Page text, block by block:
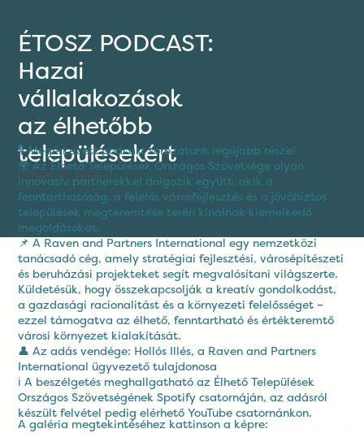
ÉTOSZ PODCAST:
Hazai
vállalakozások
az élhetőbb
településekért
October 30, 2025
🎙 Megérkezett podcast sorozatunk legújabb része!
🌍 Az Élhető Települések Országos Szövetsége olyan
innovatív partnerekkel dolgozik együtt, akik a
fenntarthatóság, a felelős városfejlesztés és a jövőbiztos
települések megteremtése terén kínálnak kiemelkedő
megoldásokat.
📌 A Raven and Partners International egy nemzetközi
tanácsadó cég, amely stratégiai fejlesztési, városépítészeti
és beruházási projekteket segít megvalósítani világszerte.
Küldetésük, hogy összekapcsolják a kreatív gondolkodást,
a gazdasági racionalitást és a környezeti felelősséget –
ezzel támogatva az élhető, fenntartható és értékteremtő
városi környezet kialakítását.
👤 Az adás vendége: Hollós Illés, a Raven and Partners
International ügyvezető tulajdonosa
ℹ️ A beszélgetés meghallgatható az Élhető Települések
Országos SzövetségénekSpotify csatornáján, az adásról
készült felvétel pedig elérhetőYouTube csatornánkon.
A galéria megtekintéséhez kattinson a képre: